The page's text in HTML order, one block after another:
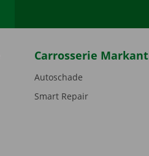
Carrosserie Markant
Autoschade
Smart Repair